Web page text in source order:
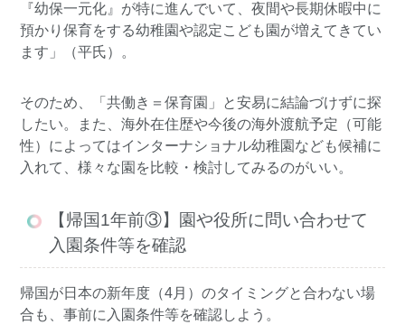
『幼保一元化』が特に進んでいて、夜間や長期休暇中に
預かり保育をする幼稚園や認定こども園が増えてきてい
ます」（平氏）。
そのため、「共働き＝保育園」と安易に結論づけずに探
したい。また、海外在住歴や今後の海外渡航予定（可能
性）によってはインターナショナル幼稚園なども候補に
入れて、様々な園を比較・検討してみるのがいい。
【帰国1年前③】園や役所に問い合わせて
入園条件等を確認
帰国が日本の新年度（4月）のタイミングと合わない場
合も、事前に入園条件等を確認しよう。